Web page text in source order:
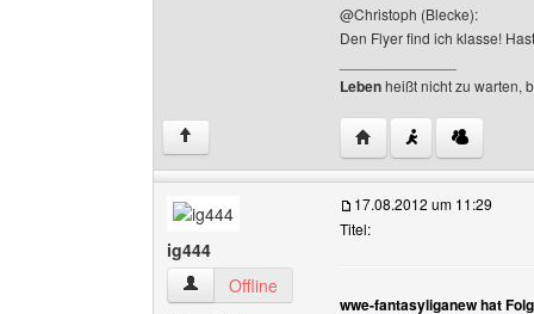
@Christoph (Blecke):
Den Flyer find ich klasse!
Lebenheißt nicht zu warten,
↑ Website dieses
ig444
ig444 Benutzer-Profile anzeigen
Offline
17.08.2012 um 11:29
Titel:
wwe-fantasyliganew hat